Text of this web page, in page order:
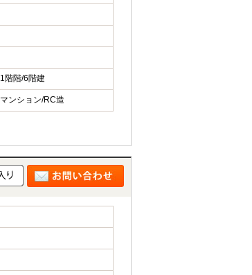
1階階/6階建
マンション/RC造